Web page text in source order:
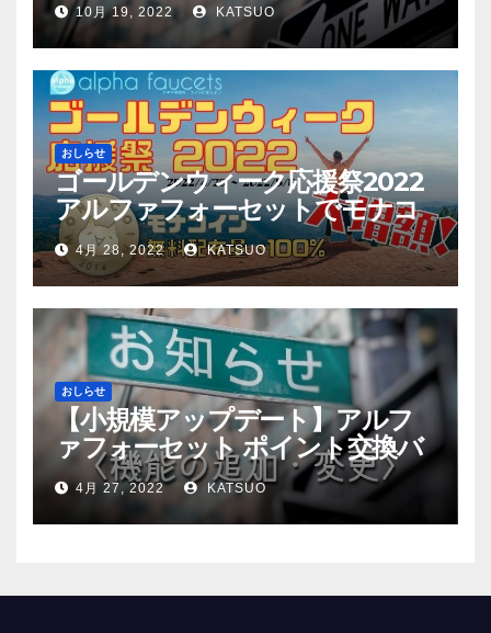
10月 19, 2022 KATSUO
おしらせ
ゴールデンウィーク応援祭2022
アルファフォーセットでモナコ
イン配布量+100%！
4月 28, 2022 KATSUO
おしらせ
【小規模アップデート】アルフ
ァフォーセット ポイント交換バ
グ修正
4月 27, 2022 KATSUO